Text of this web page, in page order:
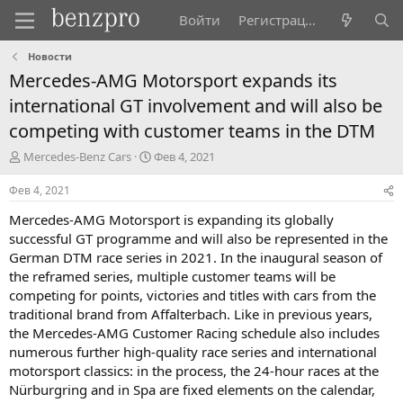
Войти Регистрация
Новости
Mercedes-AMG Motorsport expands its
international GT involvement and will also be
competing with customer teams in the DTM
А
в
т
о
р
т
е
ы
Mercedes-Benz Cars
Д
а
а
н
а
ч
а
л
а
Фев 4, 2021
Фев 4, 2021
Mercedes-AMG Motorsport is expanding its globally
successful GT programme and will also be represented in the
German DTM race series in 2021. In the inaugural season of
the reframed series, multiple customer teams will be
competing for points, victories and titles with cars from the
traditional brand from Affalterbach. Like in previous years,
the Mercedes-AMG Customer Racing schedule also includes
numerous further high-quality race series and international
motorsport classics: in the process, the 24-hour races at the
Nürburgring and in Spa are fixed elements on the calendar,